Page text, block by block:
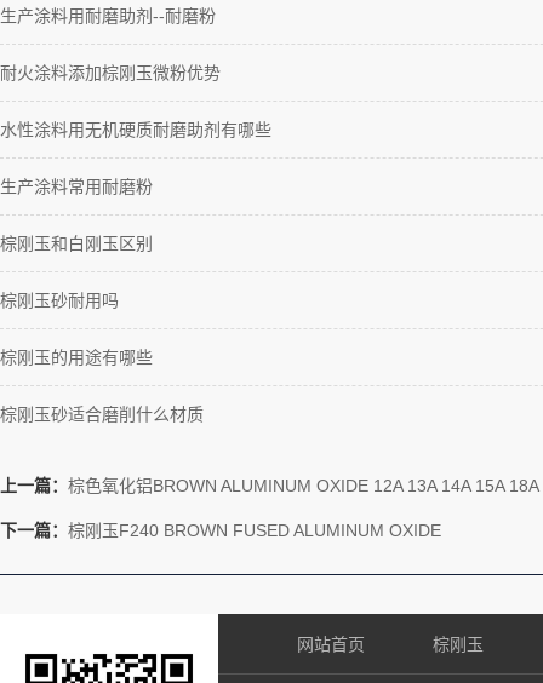
生产涂料用耐磨助剂--耐磨粉
耐火涂料添加棕刚玉微粉优势
水性涂料用无机硬质耐磨助剂有哪些
生产涂料常用耐磨粉
棕刚玉和白刚玉区别
棕刚玉砂耐用吗
棕刚玉的用途有哪些
棕刚玉砂适合磨削什么材质
上一篇： 棕色氧化铝BROWN ALUMINUM OXIDE 12A 13A 14A 15A 18A
下一篇： 棕刚玉F240 BROWN FUSED ALUMINUM OXIDE
网站首页 棕刚玉